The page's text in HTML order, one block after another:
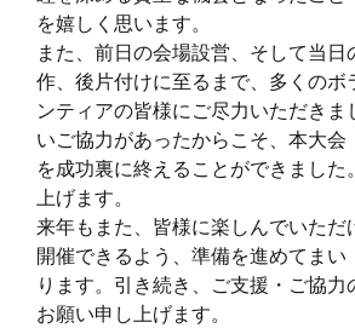
を嬉しく思います。
また、前日の会場設営、そして当日
作、後片付けに至るまで、多くのボ
ンティアの皆様にご尽力いただきま
いご協力があったからこそ、本大会
を成功裏に終えることができました
上げます。
来年もまた、皆様に楽しんでいただ
開催できるよう、準備を進めてまい
ります。引き続き、ご支援・ご協力
お願い申し上げます。